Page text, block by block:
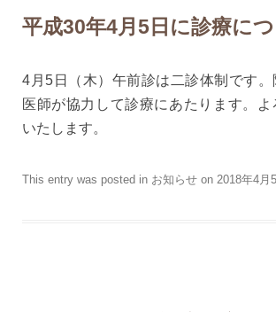
平成30年4月5日に診療に
4月5日（木）午前診は二診体制です
医師が協力して診療にあたります。よ
いたします。
This entry was posted in お知らせ on 2018年4月